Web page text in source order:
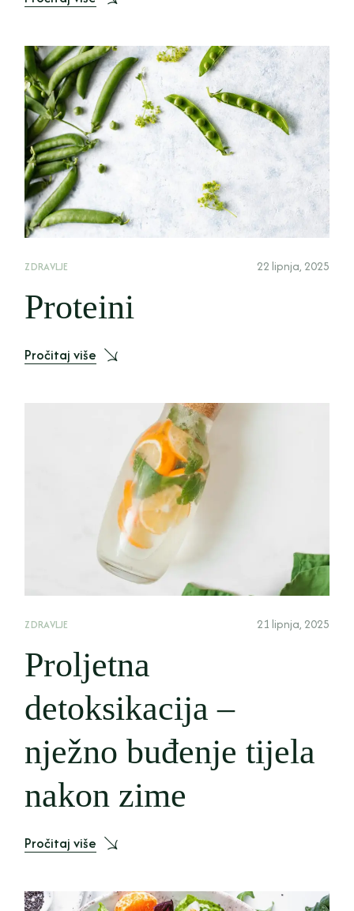
ZDRAVLJE 22 lipnja, 2025
Proteini
Pročitaj više
ZDRAVLJE 21 lipnja, 2025
Proljetna
detoksikacija –
nježno buđenje tijela
nakon zime
Pročitaj više